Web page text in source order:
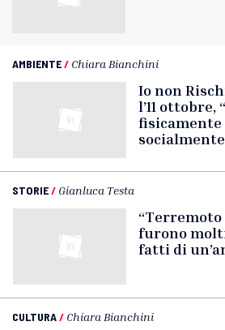
AMBIENTE/ Chiara Bianchini
Io non
l’11
STORIE/ Gianluca Testa
“Terremoto
furono
fatti di
CULTURA/ Chiara Bianchini